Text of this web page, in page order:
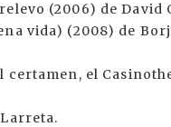
(2006) de
vida) (2008) de
certamen, el